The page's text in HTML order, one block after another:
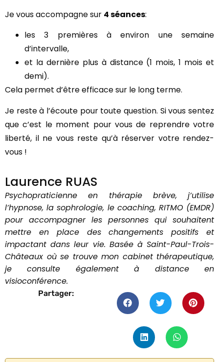
Je vous accompagne sur 4 séances:
les 3 premières à environ une semaine
d’intervalle,
et la dernière plus à distance (1 mois, 1 mois et
demi).
Cela permet d’être efficace sur le long terme.
Je reste à l’écoute pour toute question. Si vous sentez
que c’est le moment pour vous de reprendre votre
liberté, il ne vous reste qu’à réserver votre rendez-
vous !
Laurence RUAS
Psychopraticienne en thérapie brève, j’utilise
l’hypnose, la sophrologie, le coaching, RITMO (EMDR)
pour accompagner les personnes qui souhaitent
mettre en place des changements positifs et
impactant dans leur vie. Basée à Saint-Paul-Trois-
Châteaux où se trouve mon cabinet thérapeutique,
je consulte également à distance en
visioconférence.
Partager: